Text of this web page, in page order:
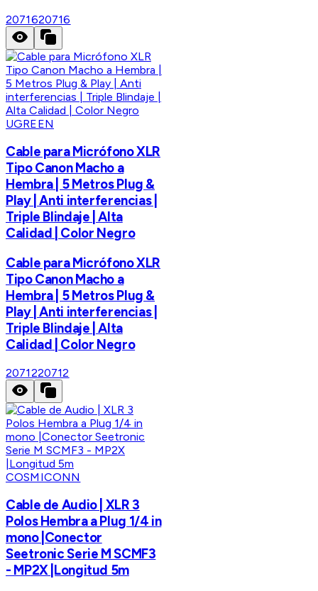
2071620716
UGREEN
Cable para Micrófono XLR
Tipo Canon Macho a
Hembra | 5 Metros Plug &
Play | Anti interferencias |
Triple Blindaje | Alta
Calidad | Color Negro
Cable para Micrófono XLR
Tipo Canon Macho a
Hembra | 5 Metros Plug &
Play | Anti interferencias |
Triple Blindaje | Alta
Calidad | Color Negro
2071220712
COSMICONN
Cable de Audio | XLR 3
Polos Hembra a Plug 1/4 in
mono |Conector
Seetronic Serie M SCMF3
- MP2X |Longitud 5m